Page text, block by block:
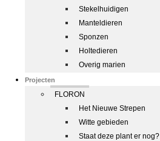
Stekelhuidigen
Manteldieren
Sponzen
Holtedieren
Overig marien
Projecten
FLORON
Het Nieuwe Strepen
Witte gebieden
Staat deze plant er nog?